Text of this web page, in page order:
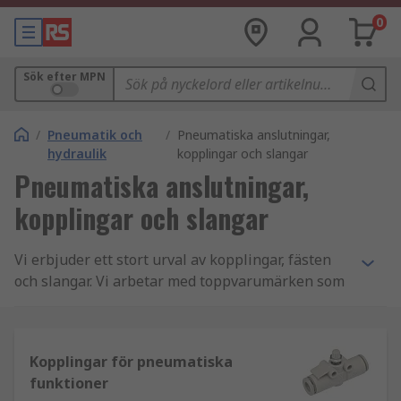
0
Sök efter MPN
/ Pneumatik och
hydraulik
/ Pneumatiska anslutningar,
kopplingar och slangar
Pneumatiska anslutningar,
kopplingar och slangar
Vi erbjuder ett stort urval av kopplingar, fästen
och slangar. Vi arbetar med toppvarumärken som
hundratals push-in, rör-till-rör och gängade-till-
rör kopplingar plus ett stort antal kopplingar och
adaptrar som passar nästan alla applikationer.
Kopplingar för pneumatiska
funktioner